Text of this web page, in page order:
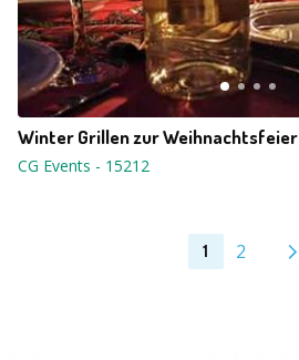
Winter Grillen zur Weihnachtsfeier
CG Events - 15212
1 2